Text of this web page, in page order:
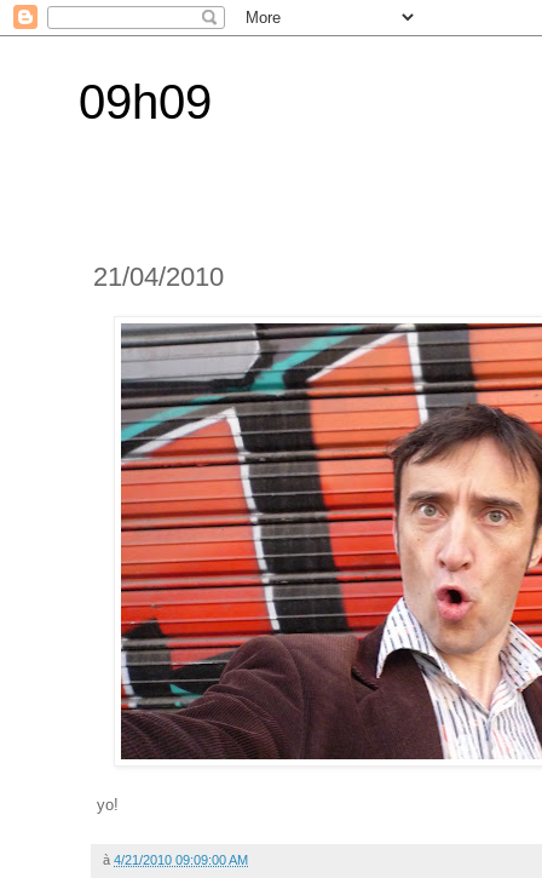
09h09
21/04/2010
yo!
à 4/21/2010 09:09:00 AM